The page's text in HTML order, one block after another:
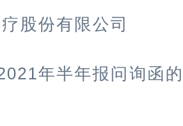
股份有限公司
年半年报问询函